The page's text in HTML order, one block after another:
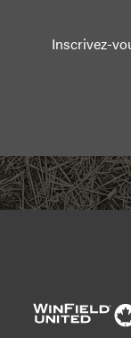
Inscrivez-